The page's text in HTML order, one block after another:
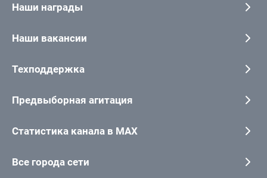
Наши награды
Наши вакансии
Техподдержка
Предвыборная агитация
Статистика канала в MAX
Все города сети